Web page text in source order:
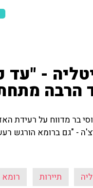
הרבה
- "גם ברומא הורגש
תיירות רומא